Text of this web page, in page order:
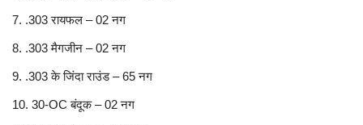
7. .303 रायफल – 02 नग
8. .303 मैगजीन – 02 नग
9. .303 के जिंदा राउंड – 65 नग
10. 30-OC बंदूक – 02 नग